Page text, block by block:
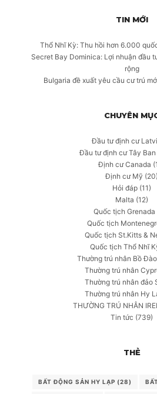
TIN MỚI
Thổ Nhĩ Kỳ: Thu hồi hơn 6.000
Secret Bay Dominica: Lợi nhuận đầu
rộng
Bulgaria đề xuất yêu cầu cư trú
CHUYÊN
Đầu tư định cư
Đầu tư định cư Tây Ban
Định cư Canada
Định cư Mỹ (20)
Hỏi đáp (11)
Malta (12)
Quốc tịch Grenada
Quốc tịch
Quốc tịch St.Kitts &
Quốc tịch Thổ Nhĩ
Thường trú nhân Bồ
Thường trú nhân
Thường trú nhân đảo
Thường trú nhân Hy
THƯỜNG TRÚ NHÂN
Tin tức (739)
THẺ
BẤT ĐỘNG SẢN HY LẠP (28)